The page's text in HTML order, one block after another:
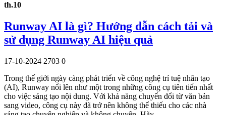
th.10
Runway AI là gì? Hướng dẫn cách tải và
sử dụng Runway AI hiệu quả
17-10-2024 2703 0
Trong thế giới ngày càng phát triển về công nghệ trí tuệ nhân tạo
(AI), Runway nổi lên như một trong những công cụ tiên tiến nhất
cho việc sáng tạo nội dung. Với khả năng chuyển đổi từ văn bản
sang video, công cụ này đã trở nên không thể thiếu cho các nhà